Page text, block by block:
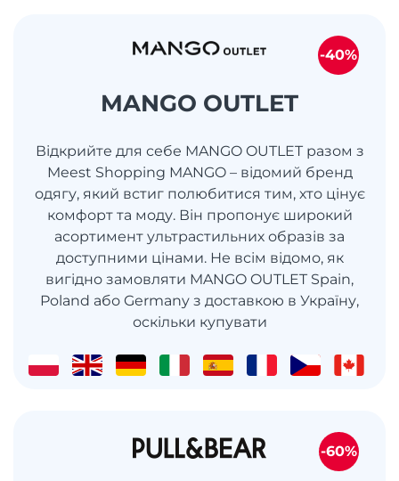
MANGO OUTLET
Відкрийте для себе MANGO OUTLET разом з
Meest Shopping MANGO – відомий бренд
одягу, який встиг полюбитися тим, хто цінує
комфорт та моду. Він пропонує широкий
асортимент ультрастильних образів за
доступними цінами. Не всім відомо, як
вигідно замовляти MANGO OUTLET Spain,
Poland або Germany з доставкою в Україну,
оскільки купувати
-40%
-60%